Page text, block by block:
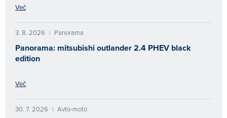
Več
3. 8. 2026 | Panorama
Panorama: mitsubishi outlander 2.4 PHEV black
edition
Več
30. 7. 2026 | Avto-moto